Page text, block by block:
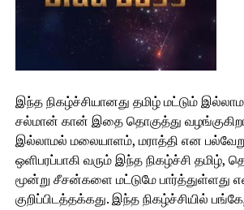
இந்த நிகழ்ச்சியானது தமிழ் மட்டும்
சல்மான் கான் இதை தொகுத்து
இல்லாமல் மலையாளம், மராத்தி என
ஒளிபரப்பாகி வரும் இந்த நிகழ்ச்சி தமிழ்,
மூன்று சீசன்களை மட்டுமே பார்த்துள்ளது
குறிப்பிடத்தக்கது. இந்த நிகழ்ச்சியில்